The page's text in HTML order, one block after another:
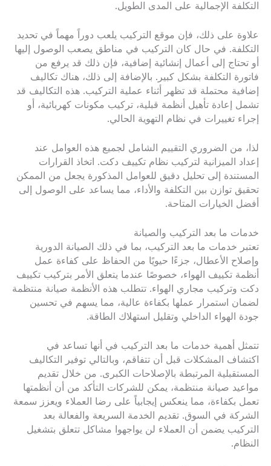
التكلفة الإجمالية على المدى الطويل.
علاوة على ذلك، فإن موقع التركيب يلعب دوراً مهماً في تحديد
التكلفة. في حال كان التركيب في مناطق يصعب الوصول إليها
أو تحتاج إلى أعمال إنشائية إضافية، فإن ذلك قد يرفع من
فاتورة التكلفة بشكل كبير. بالإضافة إلى ذلك، هناك تكاليف
إضافية محتملة قد تظهر أثناء عملية التركيب. هذه التكاليف قد
تشمل إعادة تأهيل أنظمة قبلية، تركيب مكونات كهربائية، أو
إجراء تغييرات في نظام التهوية الحالي.
لذا، من الضروري التقييم الشامل لجميع هذه العوامل عند
إعداد الميزانية لتركيب نظام تكييف دكت. اتخاذ القرارات
المستندة إلى تحليل دقيق للعوامل المذكورة يجعل من الممكن
تحقيق توازن بين التكلفة والأداء، مما يساعد على الوصول إلى
أفضل الخيارات المتاحة.
خدمات ما بعد التركيب والصيانة
تعتبر خدمات ما بعد التركيب، بما في ذلك الصيانة الدورية
وإصلاح الأعطال، جزءًا حيويًا من الحفاظ على كفاءة عمل
أنظمة تكييف الهواء، خصوصًا عندما يتعلق الأمر بتركيب تكييف
دكت وتركيب مجاري الهواء. تتطلب هذه الأنظمة صيانة منتظمة
لضمان استمرار عملها بكفاءة عالية، مما يسهم في تحسين
جودة الهواء الداخلي وتقليل استهلاك الطاقة.
تتمثل أهمية خدمات ما بعد التركيب في أنها تساعد في
اكتشاف المشكلات قبل أن تتفاقم، وبالتالي توفير التكاليف
المستقبلية المرتبطة بالإصلاحات الكبرى. من خلال تقديم
مواعيد صيانة منتظمة، يمكن للشركات التأكد من أن أنظمتها
تعمل بكفاءة، مما ينعكس إيجابياً على رضا العملاء ويعزز سمعة
الشركة في السوق. تقديم الخدمة السريعة والفعالة بعد
التركيب يضمن أن العملاء لن يواجهوا مشاكل تتعلق بتشغيل
النظام.